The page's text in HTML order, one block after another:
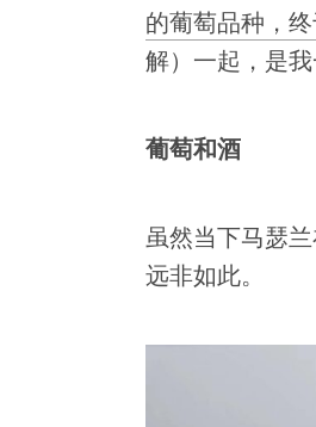
的葡萄品种，
解）一起，是
葡萄和酒
虽然当下马瑟
远非如此。